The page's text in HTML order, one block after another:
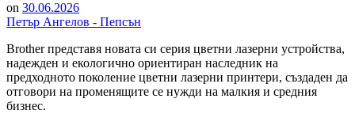
on 30.06.2026
Петър Ангелов - Пепсън
Brother представя новата си серия цветни лазерни устройства,
надежден и екологично ориентиран наследник на
предходното поколение цветни лазерни принтери, създаден да
отговори на променящите се нужди на малкия и средния
бизнес.